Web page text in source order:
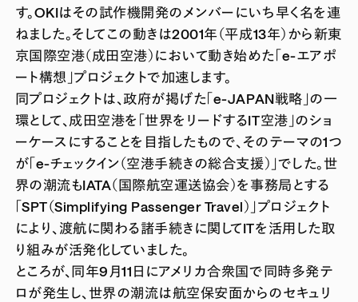
す。OKIはその試作機開発のメンバーにいち早く名を連
ねました。そしてこの動きは2001年（平成13年）から新東
京国際空港（成田空港）において動き始めた「e-エアポ
ート構想」プロジェクトで加速します。
同プロジェクトは、政府が掲げた「e-JAPAN戦略」の一
環として、成田空港を「世界をリードするIT空港」のショ
ーケースにすることを目指したもので、そのテーマの1つ
が「e-チェックイン（空港手続きの総合支援）」でした。世
界の潮流もIATA（国際航空運送協会）を事務局とする
「SPT（Simplifying Passenger Travel）」プロジェクト
により、渡航に関わる諸手続きに関してITを活用した取
り組みが活発化していました。
ところが、同年9月11日にアメリカ合衆国で同時多発テ
ロが発生し、世界の潮流は航空保安面からのセキュリ